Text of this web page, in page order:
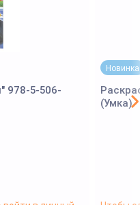
978-5-506-
Новинка
(Умка)